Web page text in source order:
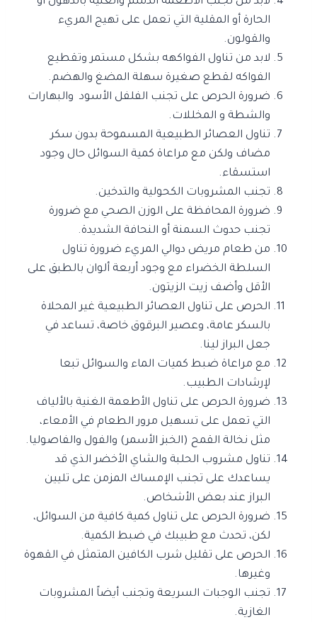
الحارة أو المقلية التي تعمل على تهيج المريء
والقولون.
لابد من تناول الفواكهه بشكل مستمر وتقطيع
الفواكه لقطع صغيرة سهلة المضغ والهضم.
ضرورة الحرص على تجنب الفلفل الأسود والبهارات
والشطة و المخللات.
تناول العصائر الطبيعية المسموحة بدون سكر
مضاف ولكن مع مراعاة كمية السوائل حال وجود
استسقاء.
تجنب المشروبات الكحولية والتدخين.
ضرورة المحافظة على الوزن الصحي مع ضرورة
تجنب حدوث السمنة أو النحافة الشديدة.
من طعام مريض دوالي المريء ضرورة تناول
السلطة الخضراء مع وجود أربعة ألوان بالطبق على
الأقل وأضف زيت الزيتون.
الحرص على تناول العصائر الطبيعية غير المحلاة
بالسكر عامة، وعصير البرقوق خاصة، تساعد في
جعل البراز لينا.
مع مراعاة ضبط كميات الماء والسوائل تبعا
لإرشادات الطبيب.
ضرورة الحرص على تناول الأطعمة الغنية بالألياف
التي تعمل على تسهيل مرور الطعام في الأمعاء،
مثل نخالة القمح (الخبز الأسمر) والفول والفاصوليا.
تناول مشروب الحلبة والشاي الأخضر الذي قد
يساعدك على تجنب الإمساك المزمن على تليين
البراز عند بعض الأشخاص.
ضرورة الحرص على تناول كمية كافية من السوائل،
لكن، تحدث مع طبيبك في ضبط الكمية.
الحرص على تقليل شرب الكافين المتمثل في القهوة
وغيرها.
تجنب الوجبات السريعة وتجنب أيضاً المشروبات
الغازية.